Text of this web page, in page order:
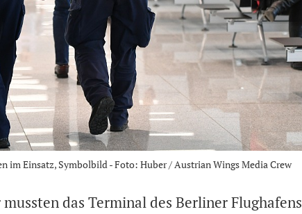
im Einsatz, Symbolbild - Foto: Huber / Austrian Wings Media Crew
das Terminal des Berliner Flughafens